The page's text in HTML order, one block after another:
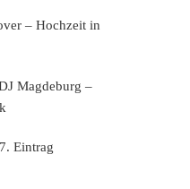
– Hochzeit in
Magdeburg –
Eintrag